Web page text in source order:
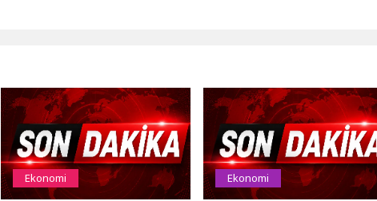
Ekonomi Ekonomi